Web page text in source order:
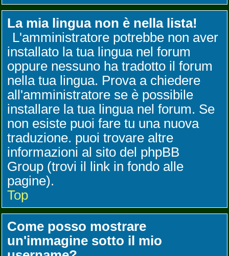
La mia lingua non è nella lista!
L'amministratore potrebbe non aver
installato la tua lingua nel forum
oppure nessuno ha tradotto il forum
nella tua lingua. Prova a chiedere
all'amministratore se è possibile
installare la tua lingua nel forum. Se
non esiste puoi fare tu una nuova
traduzione. puoi trovare altre
informazioni al sito del phpBB
Group (trovi il link in fondo alle
pagine).
Top
Come posso mostrare
un'immagine sotto il mio